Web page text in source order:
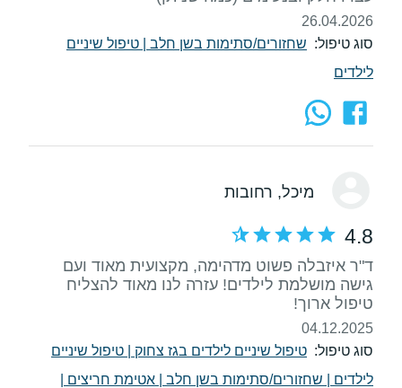
26.04.2026
סוג טיפול: שחזורים/סתימות בשן חלב
טיפול שיניים
לילדים
מיכל, רחובות
4.8
ד"ר איזבלה פשוט מדהימה, מקצועית מאוד ועם
גישה מושלמת לילדים! עזרה לנו מאוד להצליח
טיפול ארוך!
04.12.2025
סוג טיפול: טיפול שיניים לילדים בגז צחוק
טיפול שיניים
לילדים
שחזורים/סתימות בשן חלב אטימת חריצים